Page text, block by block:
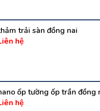
trải sàn đồng nai
hệ
ốp tường ốp trần đồng
hệ